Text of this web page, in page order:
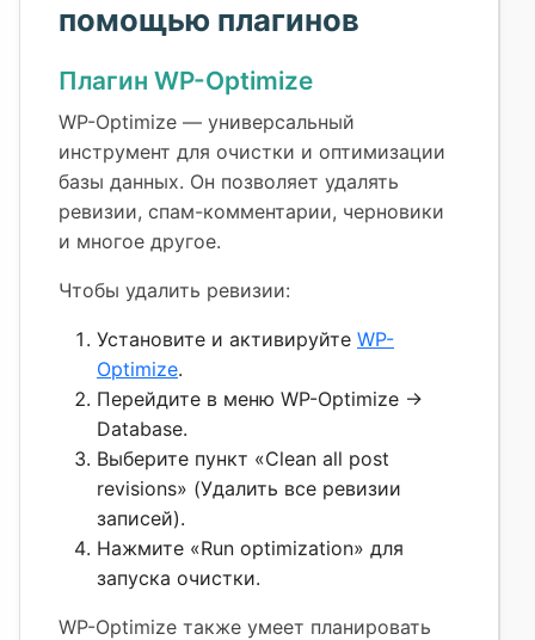
помощью плагинов
Плагин WP-Optimize
WP-Optimize — универсальный
инструмент для очистки и оптимизации
базы данных. Он позволяет удалять
ревизии, спам-комментарии, черновики
и многое другое.
Чтобы удалить ревизии:
Установите и активируйте WP-
Optimize.
Перейдите в меню WP-Optimize →
Database.
Выберите пункт «Clean all post
revisions» (Удалить все ревизии
записей).
Нажмите «Run optimization» для
запуска очистки.
WP-Optimize также умеет планировать